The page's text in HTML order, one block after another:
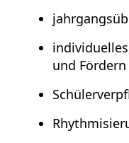
und Fördern